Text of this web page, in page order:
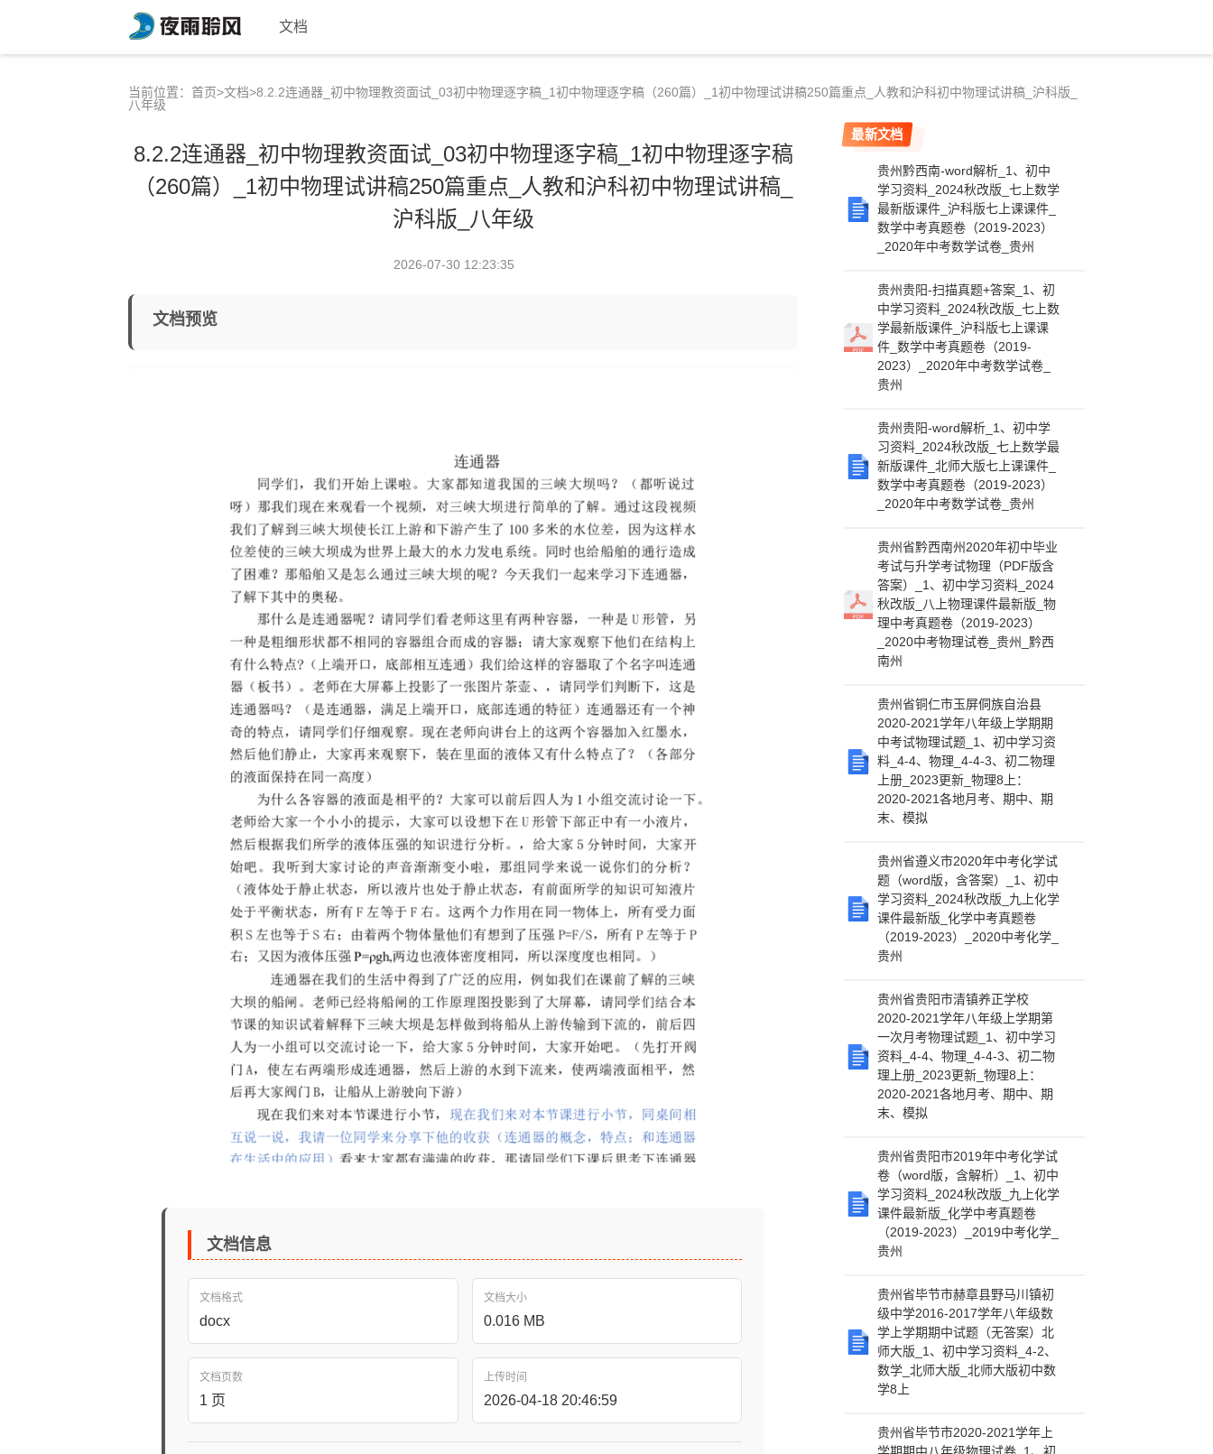
文档
当前位置： 首页>文档>8.2.2连通器_初中物理教资面试_03初中物理逐字稿_1初中物理逐字稿（260篇）_1初中物理试讲稿250篇重点_人教和沪科初中物理试讲稿_沪科版_
八年级
8.2.2连通器_初中物理教资面试_03初中物理逐字稿_1初中物理逐字稿
（260篇）_1初中物理试讲稿250篇重点_人教和沪科初中物理试讲稿_
沪科版_八年级
2026-07-30 12:23:35
文档预览
文档信息
文档格式
docx
文档大小
0.016 MB
文档页数
1 页
上传时间
2026-04-18 20:46:59
最新文档
贵州黔西南-word解析_1、初中
学习资料_2024秋改版_七上数学
最新版课件_沪科版七上课课件_
数学中考真题卷（2019-2023）
_2020年中考数学试卷_贵州
贵州贵阳-扫描真题+答案_1、初
中学习资料_2024秋改版_七上数
学最新版课件_沪科版七上课课
件_数学中考真题卷（2019-
2023）_2020年中考数学试卷_
贵州
贵州贵阳-word解析_1、初中学
习资料_2024秋改版_七上数学最
新版课件_北师大版七上课课件_
数学中考真题卷（2019-2023）
_2020年中考数学试卷_贵州
贵州省黔西南州2020年初中毕业
考试与升学考试物理（PDF版含
答案）_1、初中学习资料_2024
秋改版_八上物理课件最新版_物
理中考真题卷（2019-2023）
_2020中考物理试卷_贵州_黔西
南州
贵州省铜仁市玉屏侗族自治县
2020-2021学年八年级上学期期
中考试物理试题_1、初中学习资
料_4-4、物理_4-4-3、初二物理
上册_2023更新_物理8上：
2020-2021各地月考、期中、期
末、模拟
贵州省遵义市2020年中考化学试
题（word版，含答案）_1、初中
学习资料_2024秋改版_九上化学
课件最新版_化学中考真题卷
（2019-2023）_2020中考化学_
贵州
贵州省贵阳市清镇养正学校
2020-2021学年八年级上学期第
一次月考物理试题_1、初中学习
资料_4-4、物理_4-4-3、初二物
理上册_2023更新_物理8上：
2020-2021各地月考、期中、期
末、模拟
贵州省贵阳市2019年中考化学试
卷（word版，含解析）_1、初中
学习资料_2024秋改版_九上化学
课件最新版_化学中考真题卷
（2019-2023）_2019中考化学_
贵州
贵州省毕节市赫章县野马川镇初
级中学2016-2017学年八年级数
学上学期期中试题（无答案）北
师大版_1、初中学习资料_4-2、
数学_北师大版_北师大版初中数
学8上
贵州省毕节市2020-2021学年上